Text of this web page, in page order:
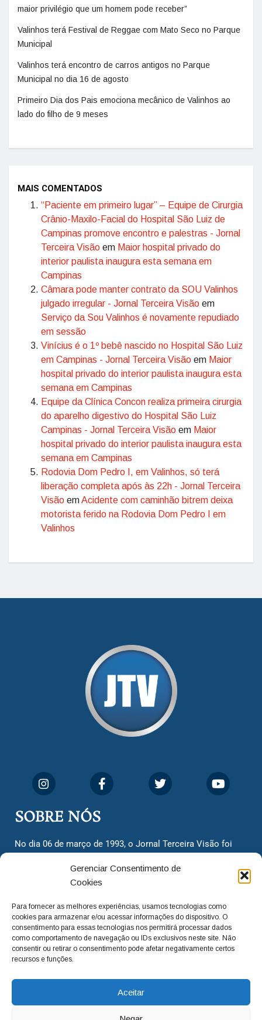
Gerenciar Consentimento de
Cookies
Para fornecer as melhores experiências, usamos tecnologias como
cookies para armazenar e/ou acessar informações do dispositivo. O
consentimento para essas tecnologias nos permitirá processar dados
como comportamento de navegação ou IDs exclusivos neste site. Não
consentir ou retirar o consentimento pode afetar negativamente certos
recursos e funções.
Aceitar
maior privilégio que um homem pode receber”
Valinhos terá Festival de Reggae com Mato Seco no Parque
Municipal
Valinhos terá encontro de carros antigos no Parque
Municipal no dia 16 de agosto
Primeiro Dia dos Pais emociona mecânico de Valinhos ao
lado do filho de 9 meses
MAIS COMENTADOS
“Paciente em primeiro lugar” – Equipe de Cirurgia
Crânio-Maxilo-Facial do Hospital São Luiz de
Campinas promove encontro e palestras - Jornal
Terceira Visão em Maior hospital privado do
interior paulista inaugura esta semana em
Campinas
Câmara pode manter contrato da SOU Valinhos
julgado irregular - Jornal Terceira Visão em
Serviço da Sou Valinhos é novamente repudiado
em sessão
Vinícius é o 1º bebê nascido no Hospital São Luiz
em Campinas - Jornal Terceira Visão em Maior
hospital privado do interior paulista inaugura esta
semana em Campinas
Equipe da Clínica Concon realiza primeira cirurgia
do aparelho digestivo do Hospital São Luiz
Campinas - Jornal Terceira Visão em Maior
hospital privado do interior paulista inaugura esta
semana em Campinas
Rodovia Dom Pedro I, em Valinhos, só terá
liberação completa após às 22h - Jornal Terceira
Visão emAcidente com caminhão bitrem deixa
motorista ferido na Rodovia Dom Pedro I em
Valinhos
SOBRE NÓS
No dia 06 de março de 1993, o Jornal Terceira Visão foi
cidadãos valinhenses, já que naquela época só existiam
dois jornais. Há mais de 30 anos, o jornal continua
com o foco de trazer as melhores notícias. Nunca
deixamos de lado as necessidades do cidadão, sempre
questionando os órgãos públicos em busca de melhorias
para a cidade e sempre cobrando resoluções para casos
adm@jtv.com.br (19) 3929-6225